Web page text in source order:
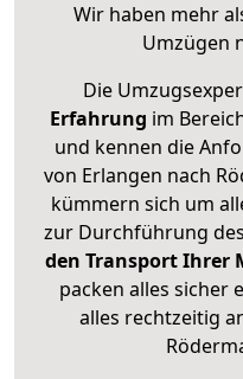
Wir haben mehr
Umzügen
Die
Erfahrung im
und kennen die
von Erlangen nach
kümmern sich um
zur Durchführung
den Transport Ihrer
packen alles sicher
alles rechtzeitig